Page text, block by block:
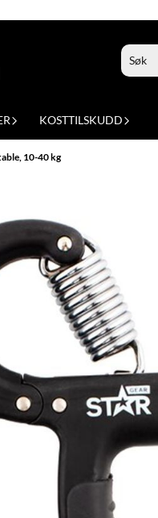
KOSTTILSKUDD
10-40 kg